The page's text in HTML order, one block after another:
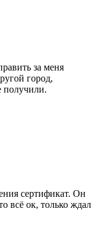
за меня
город,
получили.
сертификат. Он
всё ок, только ждал